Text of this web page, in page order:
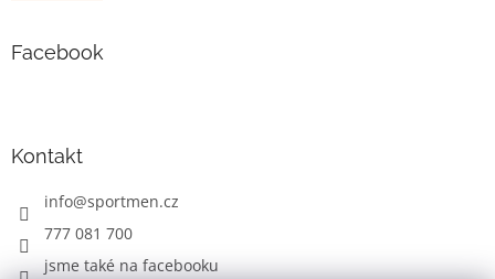
Facebook
Kontakt
info@sportmen.cz
777 081 700
jsme také na facebooku